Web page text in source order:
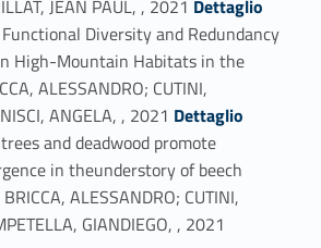
JEAN PAUL, , 2021 Dettaglio
Diversity and Redundancy
High-Mountain Habitats in the
ALESSANDRO; CUTINI,
ANGELA, , 2021 Link identifier #identifier_person_106698-17
Dettaglio
and deadwood promote
in theunderstory of beech
ALESSANDRO; CUTINI,
GIANDIEGO, , 2021 Link identifier #identifier_person_178025-18